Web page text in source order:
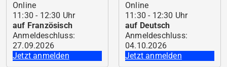
Online
11:30 - 12:30 Uhr
auf Französisch
Anmeldeschluss:
27.09.2026
Jetzt anmelden
Online
11:30 - 12:30 Uhr
auf Deutsch
Anmeldeschluss:
04.10.2026
Jetzt anmelden